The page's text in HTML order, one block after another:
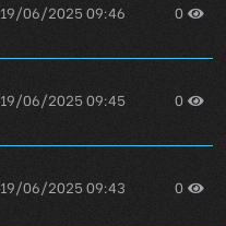
19/06/2025 09:46 0
19/06/2025 09:45 0
19/06/2025 09:43 0